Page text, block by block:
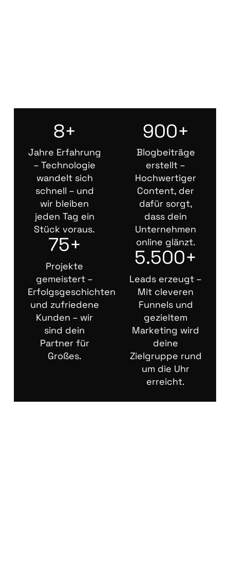
8+
Jahre Erfahrung
– Technologie
wandelt sich
schnell – und
wir bleiben
jeden Tag ein
Stück voraus.
75+
Projekte
gemeistert –
Erfolgsgeschichten
und zufriedene
Kunden – wir
sind dein
Partner für
Großes.
900+
Blogbeiträge
erstellt –
Hochwertiger
Content, der
dafür sorgt,
dass dein
Unternehmen
online glänzt.
5.500+
Leads erzeugt –
Mit cleveren
Funnels und
gezieltem
Marketing wird
deine
Zielgruppe rund
um die Uhr
erreicht.